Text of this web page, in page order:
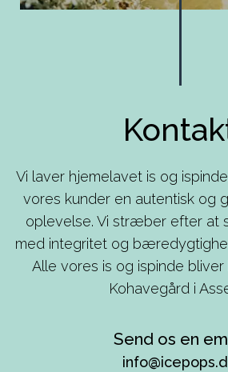
Vi laver hjemelavet is og
vores kunder en autentisk og
oplevelse. Vi stræber efter at
med integritet og
Alle vores is og ispinde
Kohavegård i
Send os en